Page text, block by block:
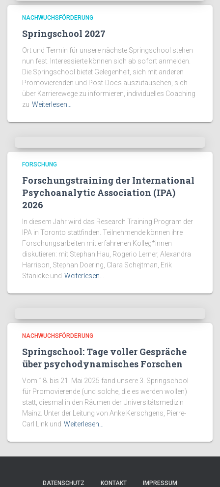
NACHWUCHSFÖRDERUNG
Springschool 2027
Ort und Termin für unsere nächste Springschool stehen
nun fest. Interessierte können sich ab sofort anmelden.
Die Springschool bietet Gelegenheit, sich mit anderen
Promovierenden und Post-Docs auszutauschen, sich
über Karrierewege zu informieren, individuelles Coaching
zu Weiterlesen…
FORSCHUNG
Forschungstraining der International
Psychoanalytic Association (IPA)
2026
In diesem Jahr wird das Research Training Program der
IPA in Toronto stattfinden. Teilnehmende können ihre
Forschungsarbeiten mit erfahrenen Kolleg*innen
diskutieren: mit Stephan Hau, Rogerio Lerner, Alexandra
Harrison, Stephan Doering, Clara Schejtman, Erik
Stänicke und Weiterlesen…
NACHWUCHSFÖRDERUNG
Springschool: Tage voller Gespräche
über psychodynamisches Forschen
Vom 18. bis 21. Mai 2025 fand unsere 3. Springschool
für Promovierende (und solche, die es werden wollen)
statt, diesmal in den Räumen der Universitätsmedizin
Mainz. Unter der Leitung von Anke Kerschgens, Pierre-
Carl Link und Weiterlesen…
DATENSCHUTZ KONTAKT IMPRESSUM